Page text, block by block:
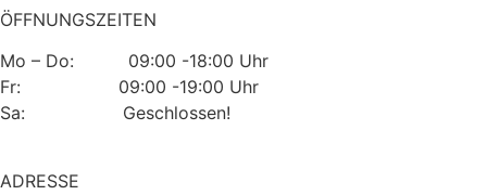
ÖFFNUNGSZEITEN
Mo – Do: 09:00 -18:00 Uhr
Fr: 09:00 -19:00 Uhr
Sa: Geschlossen!
ADRESSE